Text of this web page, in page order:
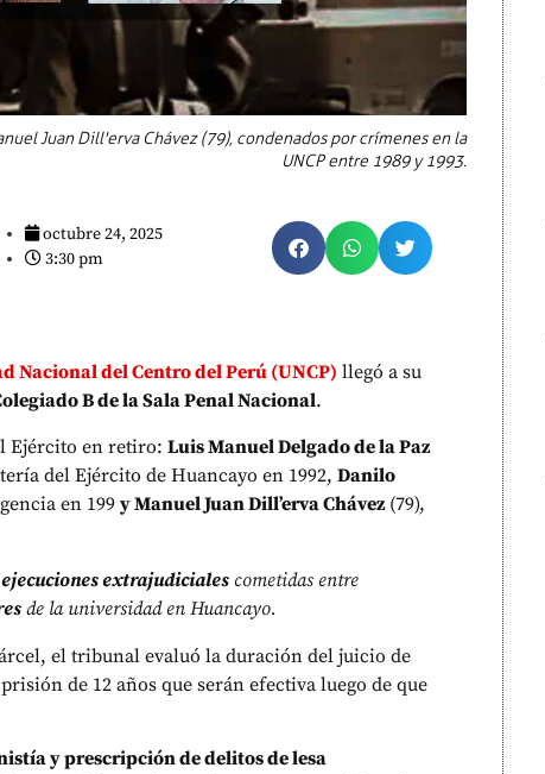
Juan Dill'erva Chávez (79), condenados por crímenes en la
UNCP entre 1989 y 1993.
octubre 24, 2025
3:30 pm
Nacional del Centro del Perú (UNCP) llegó a su
B de la Sala Penal Nacional.
Ejército en retiro: Luis Manuel Delgado de la Paz
del Ejército de Huancayo en 1992, Danilo
en 199 y Manuel Juan Dill’erva Chávez(79),
extrajudiciales cometidas entre
de la universidad en Huancayo.
el tribunal evaluó la duración del juicio de
de 12 años que serán efectiva luego de que
y prescripción de delitos de lesa